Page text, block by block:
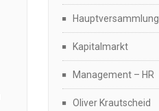
Hauptversammlung
Kapitalmarkt
Management – HR
Oliver Krautscheid